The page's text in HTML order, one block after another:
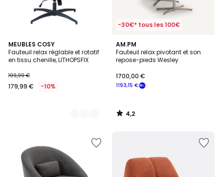
MEUBLES COSY
Fauteuil relax réglable et rotatif
en tissu chenille, LITHOPSFIX
199,99 €
179,99 € -10%
2
Couleurs
-30€* tous les 100€
AM.PM
Fauteuil relax pivotant et son
repose-pieds Wesley
1193,15 €
1700,00 €
4,2
/ 5
4,2
/